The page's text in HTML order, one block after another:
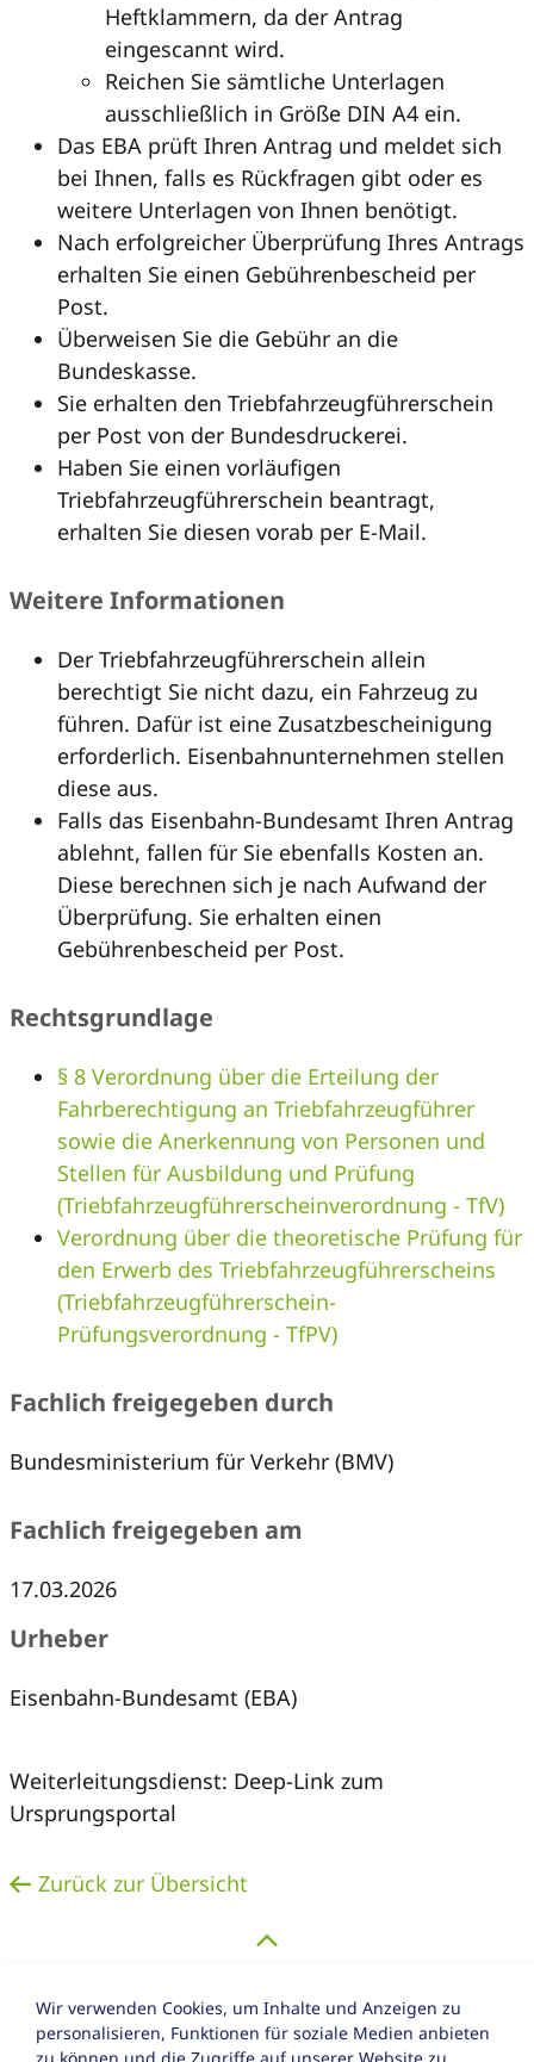
Heftklammern, da der Antrag
eingescannt wird.
Reichen Sie sämtliche Unterlagen
ausschließlich in Größe DIN A4 ein.
Das EBA prüft Ihren Antrag und meldet sich
bei Ihnen, falls es Rückfragen gibt oder es
weitere Unterlagen von Ihnen benötigt.
Nach erfolgreicher Überprüfung Ihres Antrags
erhalten Sie einen Gebührenbescheid per
Post.
Überweisen Sie die Gebühr an die
Bundeskasse.
Sie erhalten den Triebfahrzeugführerschein
per Post von der Bundesdruckerei.
Haben Sie einen vorläufigen
Triebfahrzeugführerschein beantragt,
erhalten Sie diesen vorab per E-Mail.
Weitere Informationen
Der Triebfahrzeugführerschein allein
berechtigt Sie nicht dazu, ein Fahrzeug zu
führen. Dafür ist eine Zusatzbescheinigung
erforderlich. Eisenbahnunternehmen stellen
diese aus.
Falls das Eisenbahn-Bundesamt Ihren Antrag
ablehnt, fallen für Sie ebenfalls Kosten an.
Diese berechnen sich je nach Aufwand der
Überprüfung. Sie erhalten einen
Gebührenbescheid per Post.
Rechtsgrundlage
§ 8 Verordnung über die Erteilung der
Fahrberechtigung an Triebfahrzeugführer
sowie die Anerkennung von Personen und
Stellen für Ausbildung und Prüfung
(Triebfahrzeugführerscheinverordnung - TfV)
Verordnung über die theoretische Prüfung für
den Erwerb des Triebfahrzeugführerscheins
(Triebfahrzeugführerschein-
Prüfungsverordnung - TfPV)
Fachlich freigegeben durch
Bundesministerium für Verkehr (BMV)
Fachlich freigegeben am
17.03.2026
Urheber
Eisenbahn-Bundesamt (EBA)
Weiterleitungsdienst: Deep-Link zum
Ursprungsportal
Zurück zur Übersicht
Wir verwenden Cookies, um Inhalte und Anzeigen zu
personalisieren, Funktionen für soziale Medien anbieten